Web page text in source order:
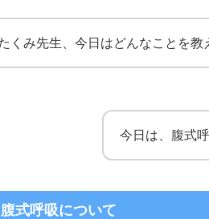
くみ先生、今日はどんなことを教
今日は、腹式
式呼吸について